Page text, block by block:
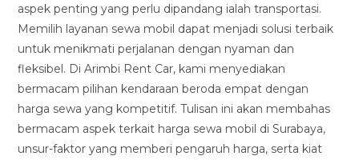
aspek penting yang perlu dipandang ialah transportasi.
Memilih layanan sewa mobil dapat menjadi solusi terbaik
untuk menikmati perjalanan dengan nyaman dan
fleksibel. Di Arimbi Rent Car, kami menyediakan
bermacam pilihan kendaraan beroda empat dengan
harga sewa yang kompetitif. Tulisan ini akan membahas
bermacam aspek terkait harga sewa mobil di Surabaya,
unsur-faktor yang memberi pengaruh harga, serta kiat